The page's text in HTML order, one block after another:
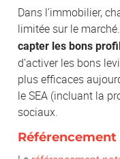
Dans l’immobilier,
limitée sur le
capter les bons
d’activer les bons
plus efficaces
le SEA (incluant la
sociaux.
Référencement